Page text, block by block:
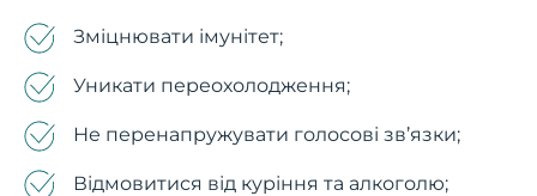
Зміцнювати імунітет;
Уникати переохолодження;
Не перенапружувати голосові зв’язки;
Відмовитися від куріння та алкоголю;